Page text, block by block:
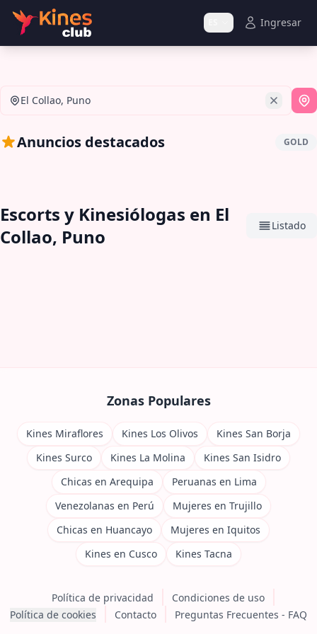
Ingresar
El Collao, Puno
Anuncios destacados GOLD
Escorts y Kinesiólogas en El
Collao, Puno
Listado
Zonas Populares
Kines Miraflores Kines Los Olivos
Kines San Borja
Kines Surco
Kines La Molina
Kines San Isidro
Chicas en Arequipa
Peruanas en Lima
Venezolanas en Perú
Mujeres en Trujillo
Chicas en Huancayo
Mujeres en Iquitos
Kines en Cusco
Kines Tacna
Política de privacidad
Condiciones de uso
Política de cookies
Contacto Preguntas Frecuentes - FAQ